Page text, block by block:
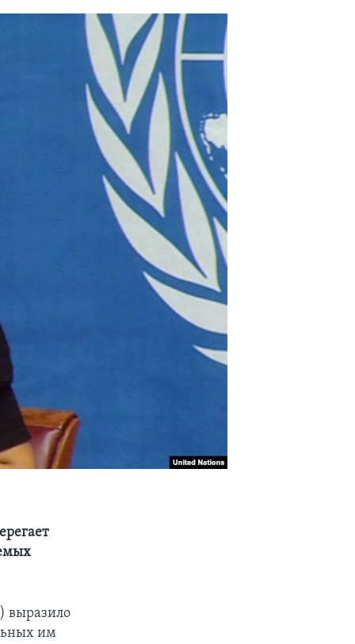
выразило
им